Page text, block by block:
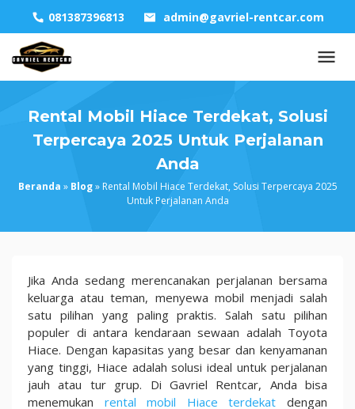
content
081387396813 admin@gavriel-rentcar.com
Rental Mobil Hiace Terdekat, Solusi
Terpercaya 2025 Untuk Perjalanan
Anda
Beranda » Blog» Rental Mobil Hiace Terdekat, Solusi Terpercaya 2025
Untuk Perjalanan Anda
Rental
Mobil
Hiace
Terdekat,
Solusi
Terpercaya
2025
Untuk
Jika Anda sedang merencanakan perjalanan bersama
keluarga atau teman, menyewa mobil menjadi salah
satu pilihan yang paling praktis. Salah satu pilihan
populer di antara kendaraan sewaan adalah Toyota
Hiace. Dengan kapasitas yang besar dan kenyamanan
yang tinggi, Hiace adalah solusi ideal untuk perjalanan
jauh atau tur grup. Di Gavriel Rentcar, Anda bisa
menemukan rental mobil Hiace terdekat dengan